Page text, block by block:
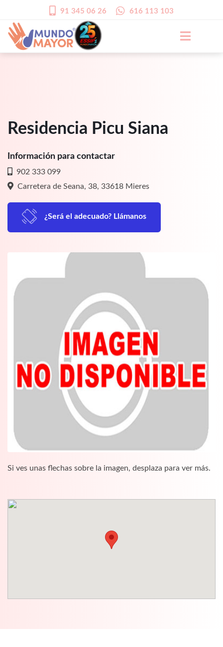
91 345 06 26 616 113 103
Residencia Picu Siana
Información para contactar
902 333 099
Carretera de Seana, 38, 33618 Mieres
¿Será el adecuado? Llámanos
Si ves unas flechas sobre la imagen, desplaza para ver más.